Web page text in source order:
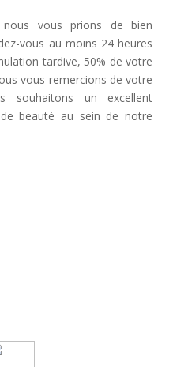
nous vous prions de bien
vous au moins 24 heures
tardive, 50% de votre
vous remercions de votre
souhaitons un excellent
beauté au sein de notre